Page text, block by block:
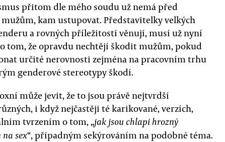
přitom dle mého soudu už nemá před
kam ustupovat. Představitelky velkých
a rovných příležitostí věnují, musí už nyní
tom, že opravdu nechtějí škodit mužům, pokud
určité nerovnosti zejména na pracovním trhu
genderové stereotypy škodí.
může jevit, že to jsou právě nejtvrdší
i když nejčastěji té karikované, verzích,
tvrzením o tom, „jak jsou chlapi hrozný
sex“, případným sekýrováním na podobné téma.